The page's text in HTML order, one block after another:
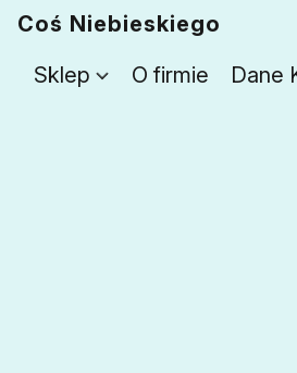
Coś Niebieskiego
Sklep
O firmie Dane